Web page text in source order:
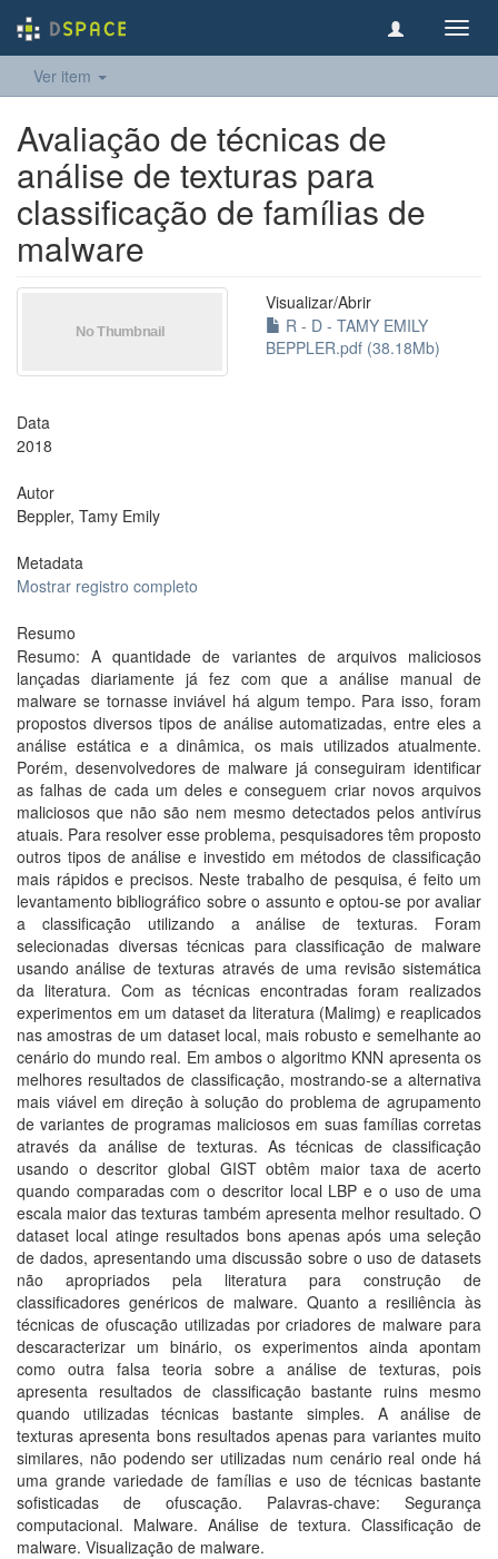
Ver item
Avaliação de técnicas de
análise de texturas para
classificação de famílias de
malware
Visualizar/Abrir
R - D - TAMY EMILY
BEPPLER.pdf (38.18Mb)
Data
2018
Autor
Beppler, Tamy Emily
Metadata
Mostrar registro completo
Resumo
Resumo: A quantidade de variantes de arquivos maliciosos
lançadas diariamente já fez com que a análise manual de
malware se tornasse inviável há algum tempo. Para isso, foram
propostos diversos tipos de análise automatizadas, entre eles a
análise estática e a dinâmica, os mais utilizados atualmente.
Porém, desenvolvedores de malware já conseguiram identificar
as falhas de cada um deles e conseguem criar novos arquivos
maliciosos que não são nem mesmo detectados pelos antivírus
atuais. Para resolver esse problema, pesquisadores têm proposto
outros tipos de análise e investido em métodos de classificação
mais rápidos e precisos. Neste trabalho de pesquisa, é feito um
levantamento bibliográfico sobre o assunto e optou-se por avaliar
a classificação utilizando a análise de texturas. Foram
selecionadas diversas técnicas para classificação de malware
usando análise de texturas através de uma revisão sistemática
da literatura. Com as técnicas encontradas foram realizados
experimentos em um dataset da literatura (Malimg) e reaplicados
nas amostras de um dataset local, mais robusto e semelhante ao
cenário do mundo real. Em ambos o algoritmo KNN apresenta os
melhores resultados de classificação, mostrando-se a alternativa
mais viável em direção à solução do problema de agrupamento
de variantes de programas maliciosos em suas famílias corretas
através da análise de texturas. As técnicas de classificação
usando o descritor global GIST obtêm maior taxa de acerto
quando comparadas com o descritor local LBP e o uso de uma
escala maior das texturas também apresenta melhor resultado. O
dataset local atinge resultados bons apenas após uma seleção
de dados, apresentando uma discussão sobre o uso de datasets
não apropriados pela literatura para construção de
classificadores genéricos de malware. Quanto a resiliência às
técnicas de ofuscação utilizadas por criadores de malware para
descaracterizar um binário, os experimentos ainda apontam
como outra falsa teoria sobre a análise de texturas, pois
apresenta resultados de classificação bastante ruins mesmo
quando utilizadas técnicas bastante simples. A análise de
texturas apresenta bons resultados apenas para variantes muito
similares, não podendo ser utilizadas num cenário real onde há
uma grande variedade de famílias e uso de técnicas bastante
sofisticadas de ofuscação. Palavras-chave: Segurança
computacional. Malware. Análise de textura. Classificação de
malware. Visualização de malware.